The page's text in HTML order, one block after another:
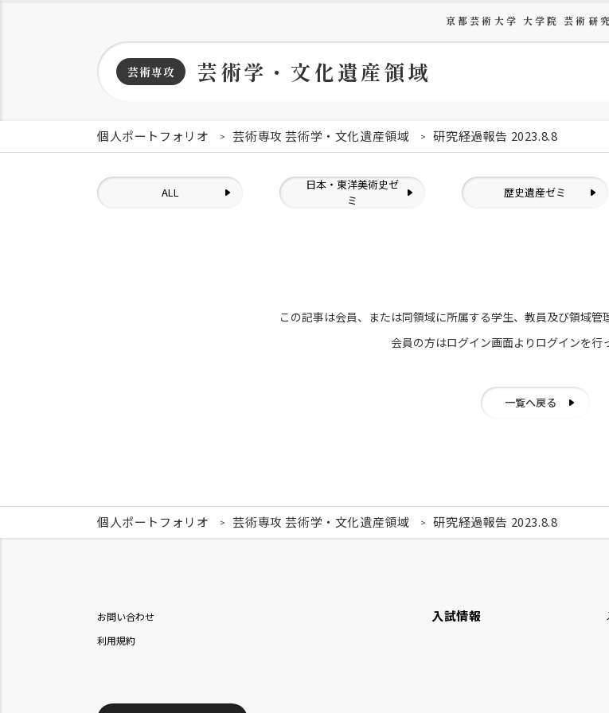
京都芸術大学 大学院 芸術研
芸術専攻 芸術学・文化遺産領域
個人ポートフォリオ 芸術専攻 芸術学・文化遺産領域 研究経過報告 2023.8.8
ALL
日本・東洋美術史ゼ
ミ
歴史遺産ゼミ
この記事は会員、または同領域に所属する学生、教員及び領域管
会員の方はログイン画面より ログインを行
一覧へ戻る
個人ポートフォリオ 芸術専攻 芸術学・文化遺産領域 研究経過報告 2023.8.8
お問い合わせ
利用規約
入試情報